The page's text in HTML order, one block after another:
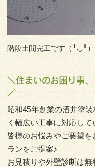
階段土間完工です（╹◡╹）
＼住まいのお困り事
／
昭和45年創業の酒井塗
く幅広い工事に対応して
皆様のお悩みやご要望
ランをご提案♪
お見積りや外壁診断は